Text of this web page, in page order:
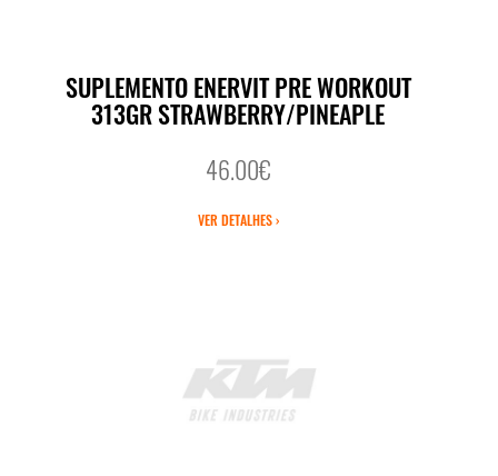
SUPLEMENTO ENERVIT PRE WORKOUT
313GR STRAWBERRY/PINEAPLE
46.00€
VER DETALHES ›